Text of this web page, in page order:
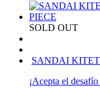
SOLD OUT
SANDAI
¡Acepta el